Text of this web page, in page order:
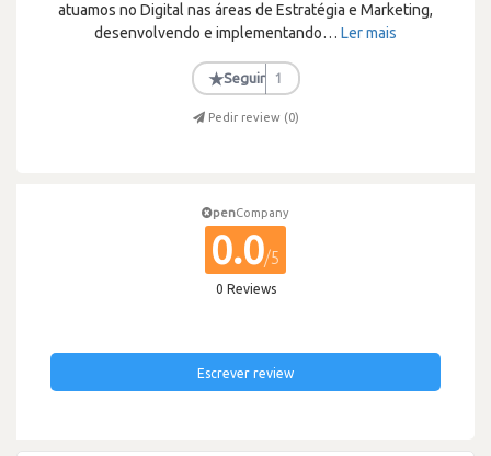
atuamos no Digital nas áreas de Estratégia e Marketing,
desenvolvendo e implementando… Ler mais
★Seguir 1
Pedir review (0)
penCompany
0.0/5
0 Reviews
Escrever review